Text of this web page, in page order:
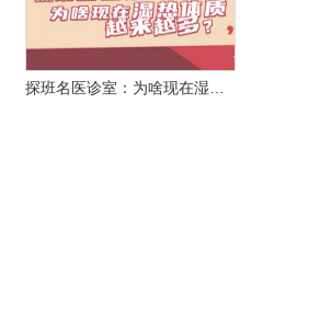
探班名医诊室：为啥现在湿…